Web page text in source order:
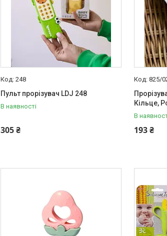
248
Пульт прорізувач LDJ 248
В наявності
305 ₴
825/
Кільце,
В
193 ₴